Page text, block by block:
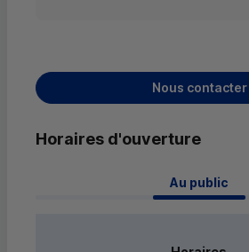
Nous contacter
Horaires d'ouverture
Au public